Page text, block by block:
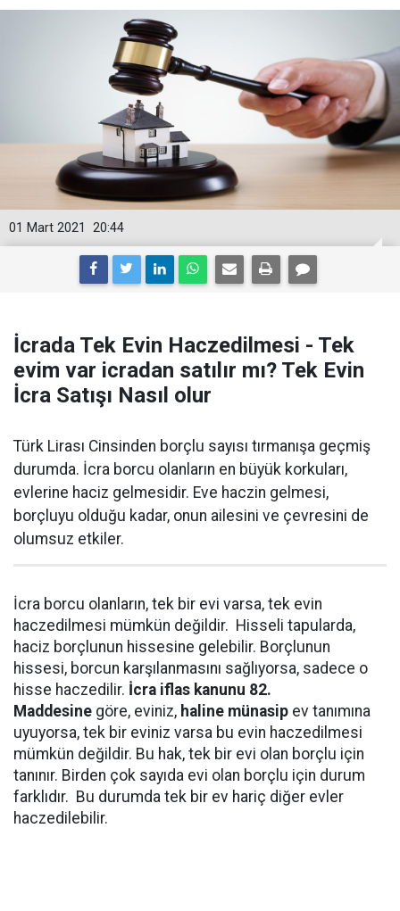
20:44
01 Mart 2021
İcrada Tek Evin Haczedilmesi - Tek
evim var icradan satılır mı? Tek Evin
İcra Satışı Nasıl olur
Türk Lirası Cinsinden borçlu sayısı tırmanışa geçmiş
durumda. İcra borcu olanların en büyük korkuları,
evlerine haciz gelmesidir. Eve haczin gelmesi,
borçluyu olduğu kadar, onun ailesini ve çevresini de
olumsuz etkiler.
İcra borcu olanların, tek bir evi varsa, tek evin
haczedilmesi mümkün değildir. Hisseli tapularda,
haciz borçlunun hissesine gelebilir. Borçlunun
hissesi, borcun karşılanmasını sağlıyorsa, sadece o
hisse haczedilir. İcra iflas kanunu 82.
Maddesine göre, eviniz, haline münasip ev tanımına
uyuyorsa, tek bir eviniz varsa bu evin haczedilmesi
mümkün değildir. Bu hak, tek bir evi olan borçlu için
tanınır. Birden çok sayıda evi olan borçlu için durum
farklıdır. Bu durumda tek bir ev hariç diğer evler
haczedilebilir.